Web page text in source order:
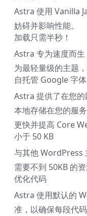
Astra 使用 Vanilla
妨碍并影响性能。
加载只需半秒！
Astra 专为速度而
为最轻量级的主题
自托管 Google 字体
Astra 提供了在您
本地存储在您的服
更快并提高 Core
小于 50 KB
与其他 WordPress
需要不到 50KB 的资
优化代码
Astra 使用默认的
准，以确保每段代码